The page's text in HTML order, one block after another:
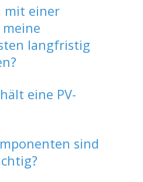
mit einer
langfristig
eine PV-
sind